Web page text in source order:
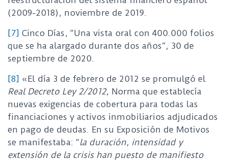
(2009-2018), noviembre de 2019.
[7] Cinco Días, “Una vista oral con 400.000 folios
que se ha alargado durante dos años”, 30 de
septiembre de 2020.
[8] «El día 3 de febrero de 2012 se promulgó el
Real Decreto Ley 2/2012, Norma que establecía
nuevas exigencias de cobertura para todas las
financiaciones y activos inmobiliarios adjudicados
en pago de deudas. En su Exposición de Motivos
se manifestaba: “la duración, intensidad y
extensión de la crisis han puesto de manifiesto